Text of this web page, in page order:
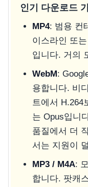
인기 다운로드
MP4: 범용 컨
이스라인 또
입니다. 거의
WebM :
용합니다. 비
트에서 H.264
는 Opus입니
품질에서 더
서는 지원이
MP3 / M4A:
합니다. 팟캐